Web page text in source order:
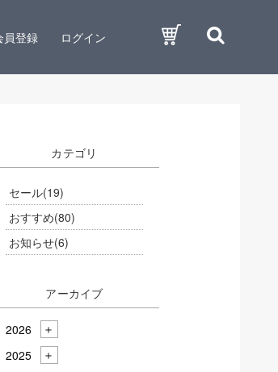
員登録 ログイン
カテゴリ
セール(19)
おすすめ(80)
お知らせ(6)
アーカイブ
2026
2025